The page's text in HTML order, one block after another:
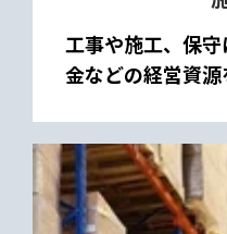
工事や施工、保
金などの経営資